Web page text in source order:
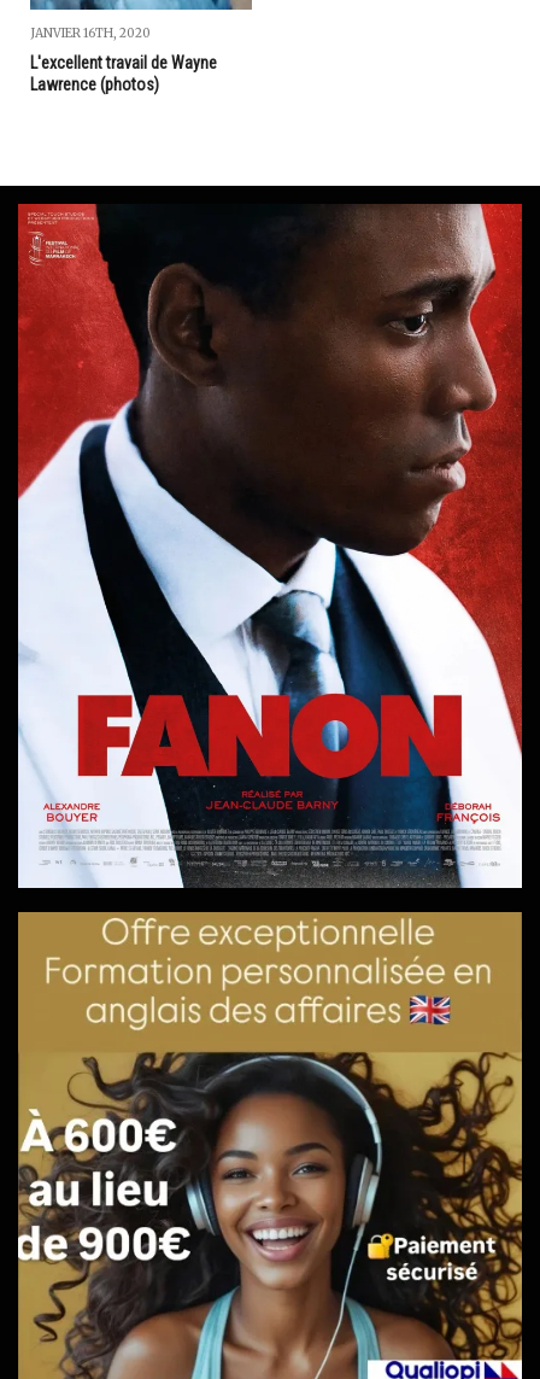
JANVIER 16TH, 2020
L'excellent travail de Wayne
Lawrence (photos)